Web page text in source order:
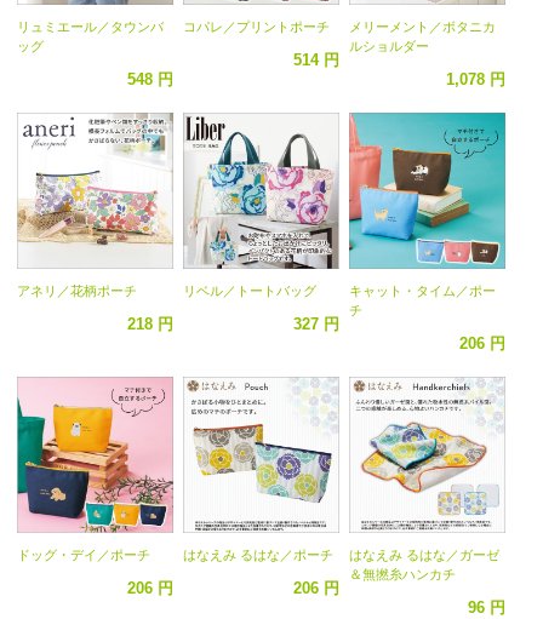
リュミエール／タウンバ
ッグ
548 円
コパレ／プリントポーチ
514 円
メリーメント／ボタニカ
ルショルダー
1,078 円
アネリ／花柄ポーチ
218 円
リベル／トートバッグ
327 円
キャット・タイム／ポー
チ
206 円
ドッグ・デイ／ポーチ
206 円
はなえみ るはな／ポーチ
206 円
はなえみ るはな／ガーゼ
＆無撚糸ハンカチ
96 円